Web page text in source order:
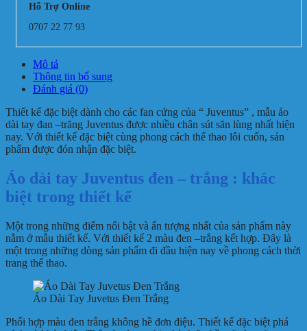
Hỗ Trợ Online
0707 22 77 93
Mô tả
Thông tin bổ sung
Đánh giá (0)
Thiết kế đặc biệt dành cho các fan cứng của “ Juventus” , mẫu áo
dài tay đan –trăng Juventus được nhiều chân sút săn lùng nhất hiện
nay. Với thiết kế đặc biệt cùng phong cách thể thao lôi cuốn, sản
phẩm được đón nhận đặc biệt.
Áo dài tay Juventus đen – trắng : khác
biệt trong thiết kế
Một trong những điểm nổi bật và ấn tượng nhất của sản phẩm này
nằm ở mẫu thiết kế. Với thiết kế 2 màu đen –trắng kết hợp. Đây là
một trong những dòng sản phẩm đi đầu hiện nay về phong cách thời
trang thể thao.
Áo Dài Tay Juvetus Đen Trắng
Phối hợp màu đen trắng không hề đơn điệu. Thiết kế đặc biệt phá